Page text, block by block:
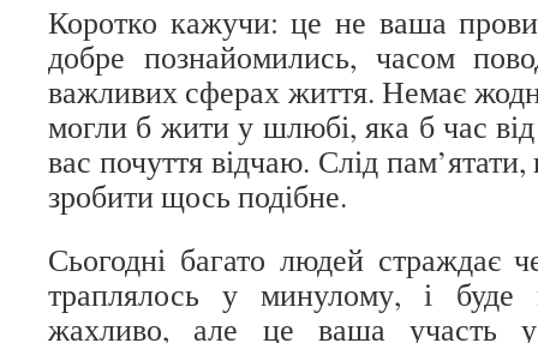
Коротко кажучи: це не ваша
добре познайомились, часом
важливих сферах життя. Немає
могли б жити у шлюбі, яка б час
вас почуття відчаю. Слід
зробити щось подібне.
Сьогодні багато людей страждає
траплялось у минулому, і
жахливо, але це ваша участь у